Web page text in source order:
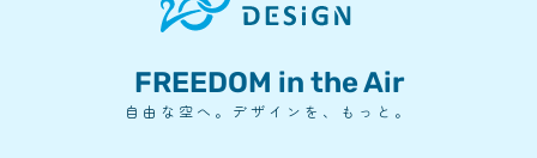
FREEDOM in the Air
自由な空へ。デザインを、もっと。